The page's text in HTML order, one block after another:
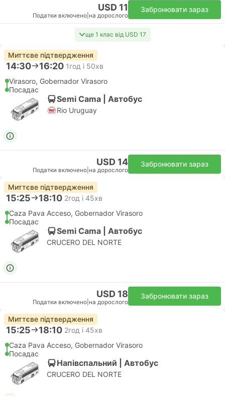
USD 11
Податки включено на дорослого
Забронювати зараз
ще 1 клас від USD 17
Миттєве підтвердження
14:30 16:20 1год і 50хв
Virasoro, Gobernador Virasoro
Посадас
Semi Cama | Автобус
Rio Uruguay
USD 14
Податки включено на дорослого
Забронювати зараз
Миттєве підтвердження
15:25 18:10 2год і 45хв
Caza Pava Acceso, Gobernador Virasoro
Посадас
Semi Cama | Автобус
CRUCERO DEL NORTE
USD 18
Податки включено на дорослого
Забронювати зараз
Миттєве підтвердження
15:25 18:10 2год і 45хв
Caza Pava Acceso, Gobernador Virasoro
Посадас
Напівспальний | Автобус
CRUCERO DEL NORTE